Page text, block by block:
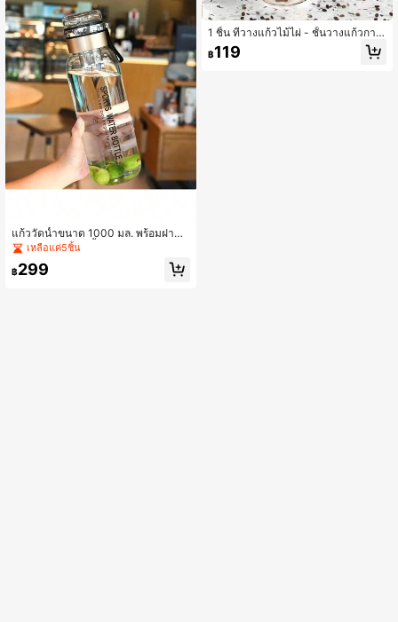
แก้ววัดน้ำขนาด 1000 มล. พร้อมฝาปิด
และ​ตัวกรอง แก้วน้ำกันความร้อน ควา
มจุขนาดใหญ่ พกพาสะดวก มีฝาปิด แย
กชาและน้ำ แก้วทำชา
เหลือแค่5ชิ้น
฿299
1 ชิ้น ที่วางแก้วไม้ไผ่ - ชั้นวางแก้วกาแ
ฟและถ้วยชาพร้อมตะขอ 6 อัน, เหมาะ
สำหรับวางบนเคาน์เตอร์ - อุปกรณ์เสริม
฿119